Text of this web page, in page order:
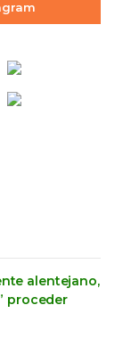
alentejano,
proceder